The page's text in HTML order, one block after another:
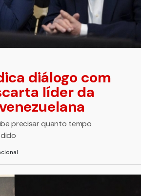
diálogo com
líder da
precisar quanto tempo